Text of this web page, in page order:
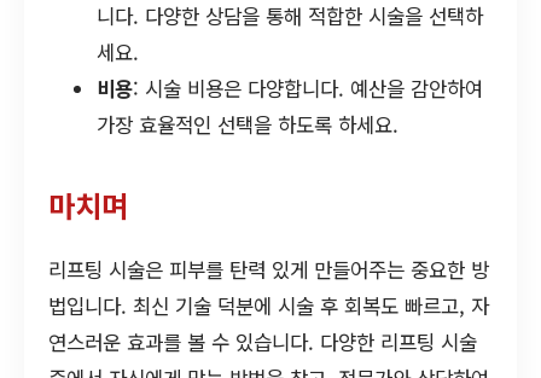
니다. 다양한 상담을 통해 적합한 시술을 선택하
세요.
비용: 시술 비용은 다양합니다. 예산을 감안하여
가장 효율적인 선택을 하도록 하세요.
마치며
리프팅 시술은 피부를 탄력 있게 만들어주는 중요한 방
법입니다. 최신 기술 덕분에 시술 후 회복도 빠르고, 자
연스러운 효과를 볼 수 있습니다. 다양한 리프팅 시술